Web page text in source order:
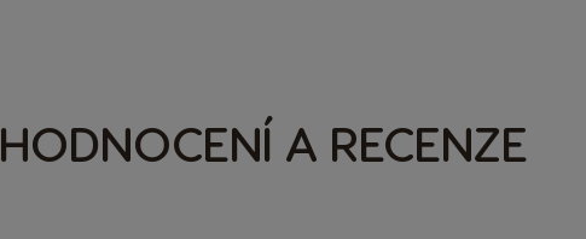
HODNOCENÍ A RECENZE